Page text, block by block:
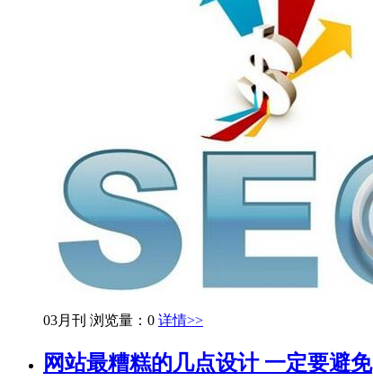
03月刊 浏览量：0 详情>>
网站最糟糕的几点设计 一定要避免